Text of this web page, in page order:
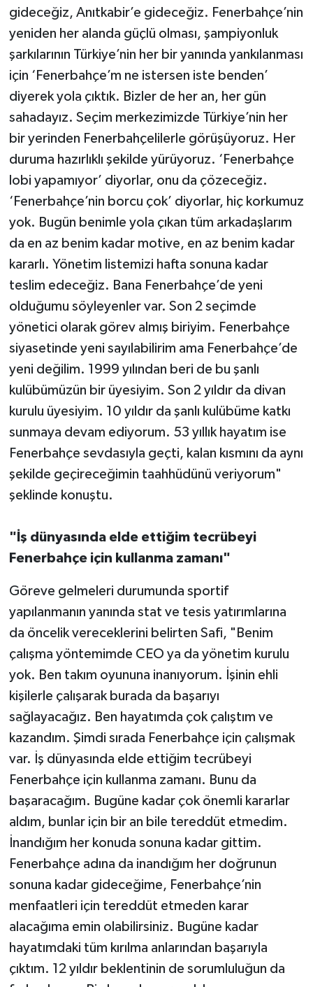
gideceğiz, Anıtkabir’e gideceğiz. Fenerbahçe’nin
yeniden her alanda güçlü olması, şampiyonluk
şarkılarının Türkiye’nin her bir yanında yankılanması
için ‘Fenerbahçe’m ne istersen iste benden’
diyerek yola çıktık. Bizler de her an, her gün
sahadayız. Seçim merkezimizde Türkiye’nin her
bir yerinden Fenerbahçelilerle görüşüyoruz. Her
duruma hazırlıklı şekilde yürüyoruz. ‘Fenerbahçe
lobi yapamıyor’ diyorlar, onu da çözeceğiz.
‘Fenerbahçe’nin borcu çok’ diyorlar, hiç korkumuz
yok. Bugün benimle yola çıkan tüm arkadaşlarım
da en az benim kadar motive, en az benim kadar
kararlı. Yönetim listemizi hafta sonuna kadar
teslim edeceğiz. Bana Fenerbahçe’de yeni
olduğumu söyleyenler var. Son 2 seçimde
yönetici olarak görev almış biriyim. Fenerbahçe
siyasetinde yeni sayılabilirim ama Fenerbahçe’de
yeni değilim. 1999 yılından beri de bu şanlı
kulübümüzün bir üyesiyim. Son 2 yıldır da divan
kurulu üyesiyim. 10 yıldır da şanlı kulübüme katkı
sunmaya devam ediyorum. 53 yıllık hayatım ise
Fenerbahçe sevdasıyla geçti, kalan kısmını da aynı
şekilde geçireceğimin taahhüdünü veriyorum"
şeklinde konuştu.
"İş dünyasında elde ettiğim tecrübeyi
Fenerbahçe için kullanma zamanı"
Göreve gelmeleri durumunda sportif
yapılanmanın yanında stat ve tesis yatırımlarına
da öncelik vereceklerini belirten Safi, "Benim
çalışma yöntemimde CEO ya da yönetim kurulu
yok. Ben takım oyununa inanıyorum. İşinin ehli
kişilerle çalışarak burada da başarıyı
sağlayacağız. Ben hayatımda çok çalıştım ve
kazandım. Şimdi sırada Fenerbahçe için çalışmak
var. İş dünyasında elde ettiğim tecrübeyi
Fenerbahçe için kullanma zamanı. Bunu da
başaracağım. Bugüne kadar çok önemli kararlar
aldım, bunlar için bir an bile tereddüt etmedim.
İnandığım her konuda sonuna kadar gittim.
Fenerbahçe adına da inandığım her doğrunun
sonuna kadar gideceğime, Fenerbahçe’nin
menfaatleri için tereddüt etmeden karar
alacağıma emin olabilirsiniz. Bugüne kadar
hayatımdaki tüm kırılma anlarından başarıyla
çıktım. 12 yıldır beklentinin de sorumluluğun da